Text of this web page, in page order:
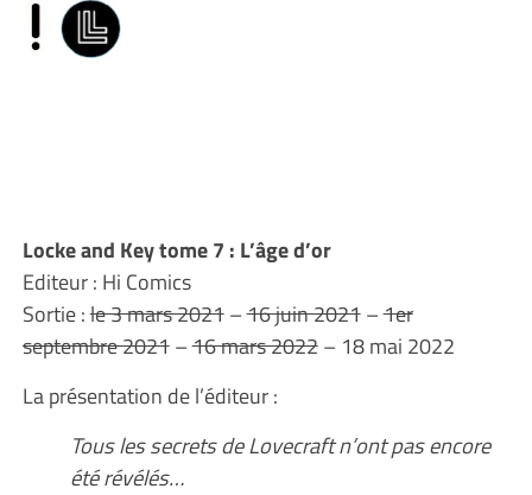
Locke and Key tome 7 : L’âge d’or
Editeur : Hi Comics
Sortie :le 3 mars 2021–16 juin 2021–1er
septembre 2021–16 mars 2022– 18 mai 2022
La présentation de l’éditeur :
Tous les secrets de Lovecraft n’ont pas encore
été révélés…